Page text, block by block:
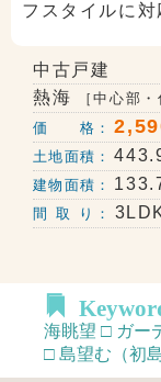
フスタイルに対
中古戸建
熱海
［中心部
価 格：
土地面積：
建物面積：
間 取 り：
海眺望 □ ガー
□ 島望む（初